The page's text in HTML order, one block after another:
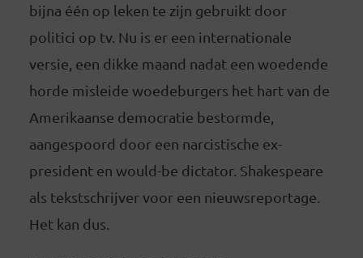
bijna één op leken te zijn gebruikt door
politici op tv. Nu is er een internationale
versie, een dikke maand nadat een woedende
horde misleide woedeburgers het hart van de
Amerikaanse democratie bestormde,
aangespoord door een narcistische ex-
president en would-be dictator. Shakespeare
als tekstschrijver voor een nieuwsreportage.
Het kan dus.